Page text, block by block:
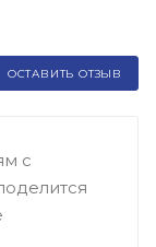
ОСТАВИТЬ ОТЗЫВ
с